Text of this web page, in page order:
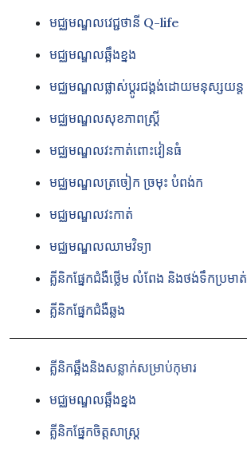
មជ្ឈមណ្ឌលវេជ្ជថានី Q-life
មជ្ឈមណ្ឌលឆ្អឹងខ្នង
មជ្ឈមណ្ឌលផ្លាស់ប្តូរជង្គង់ដោយមនុស្សយន្ត
មជ្ឈមណ្ឌលសុខភាពស្ត្រី
មជ្ឈមណ្ឌលវះកាត់ពោះវៀនធំ
មជ្ឈមណ្ឌលត្រចៀក ច្រមុះ បំពង់ក
មជ្ឈមណ្ឌលវះកាត់
មជ្ឈមណ្ឌលឈាមវិទ្យា
គ្លីនិកផ្នែកជំងឺថ្លើម លំពែង និងថង់ទឹកប្រមាត់
គ្លីនិកផ្នែកជំងឺឆ្លង
គ្លីនិកឆ្អឹងនិងសន្លាក់សម្រាប់កុមារ
មជ្ឈមណ្ឌលឆ្អឹងខ្នង
គ្លីនិកផ្នែកចិត្តសាស្ត្រ